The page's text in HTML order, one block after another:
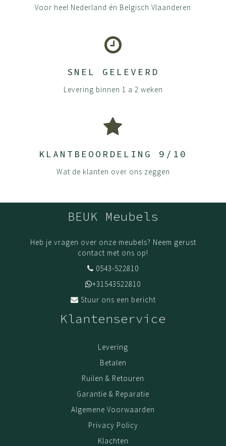
Voor heel Nederland én Belgisch Vlaanderen
SNEL GELEVERD
Levering binnen 1 a 2 weken
KLANTBEOORDELING 9/10
Wat de klanten over ons zeggen
BEUK Meubels
Heb je vragen over onze meubels? Neem gerust
contact met ons op!
0543-522810
+31543522810
Stuur ons een bericht
Klantenservice
Levering
Betalen
Ruilen & Retouren
Garantie & Reparatie
Algemene Voorwaarden
Privacy Policy
Klachten